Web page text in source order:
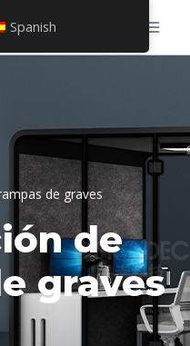
de graves
de
graves
Spanish